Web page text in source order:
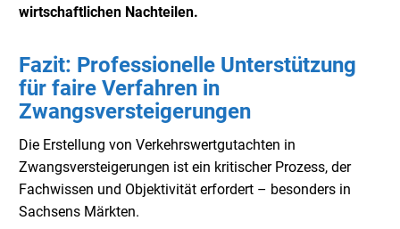
wirtschaftlichen Nachteilen.
Fazit: Professionelle Unterstützung
für faire Verfahren in
Zwangsversteigerungen
Die Erstellung von Verkehrswertgutachten in
Zwangsversteigerungen ist ein kritischer Prozess, der
Fachwissen und Objektivität erfordert – besonders in
Sachsens Märkten.